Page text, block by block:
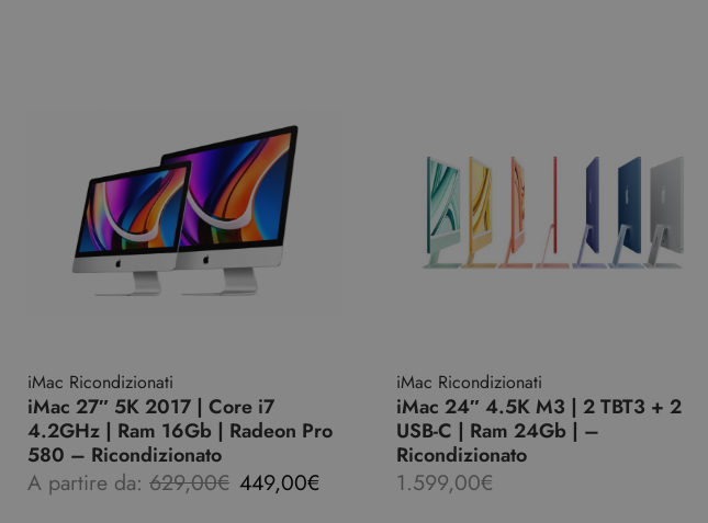
iMac Ricondizionati
iMac 27″ 5K 2017 | Core i7
4.2GHz | Ram 16Gb | Radeon Pro
580 – Ricondizionato
A partire da: 629,00€ 449,00€
iMac Ricondizionati
iMac 24″ 4.5K M3 | 2 TBT3 + 2
USB-C | Ram 24Gb | –
Ricondizionato
1.599,00€